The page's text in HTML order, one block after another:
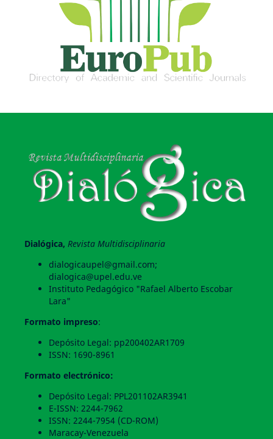
Dialógica, Revista Multidisciplinaria
dialogicaupel@gmail.com;
dialogica@upel.edu.ve
Instituto Pedagógico "Rafael Alberto Escobar
Lara"
Formato impreso:
Depósito Legal: pp200402AR1709
ISSN: 1690-8961
Formato electrónico:
Depósito Legal: PPL201102AR3941
E-ISSN: 2244-7962
ISSN: 2244-7954 (CD-ROM)
Maracay-Venezuela